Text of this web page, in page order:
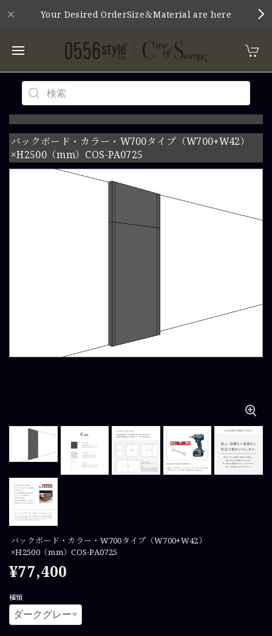
Your Desired OrderSize＆Material are here
バックボード・カラー・W700タイプ（W700+W42）
×H2500（mm）COS-PA0725
バックボード・カラー・W700タイプ（W700+W42）
×H2500（mm）COS-PA0725
¥77,400
種類